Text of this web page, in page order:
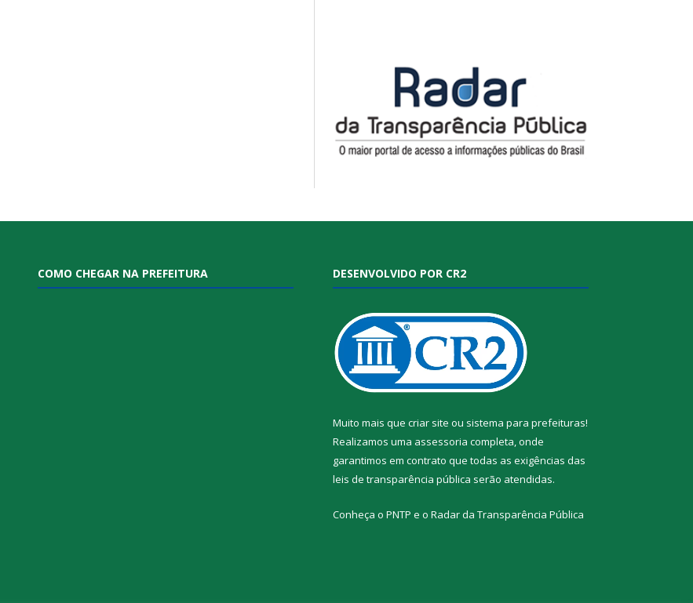
COMO CHEGAR NA PREFEITURA DESENVOLVIDO POR CR2
Muito mais que criar site ou sistema para prefeituras!
Realizamos uma assessoria completa, onde
garantimos em contrato que todas as exigências das
leis de transparência pública serão atendidas.
Conheça o PNTP e o Radar da Transparência Pública